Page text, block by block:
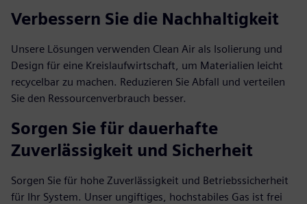
Verbessern Sie die Nachhaltigkeit
Unsere Lösungen verwenden Clean Air als Isolierung und
Design für eine Kreislaufwirtschaft, um Materialien leicht
recycelbar zu machen. Reduzieren Sie Abfall und verteilen
Sie den Ressourcenverbrauch besser.
Sorgen Sie für dauerhafte
Zuverlässigkeit und Sicherheit
Sorgen Sie für hohe Zuverlässigkeit und Betriebssicherheit
für Ihr System. Unser ungiftiges, hochstabiles Gas ist frei